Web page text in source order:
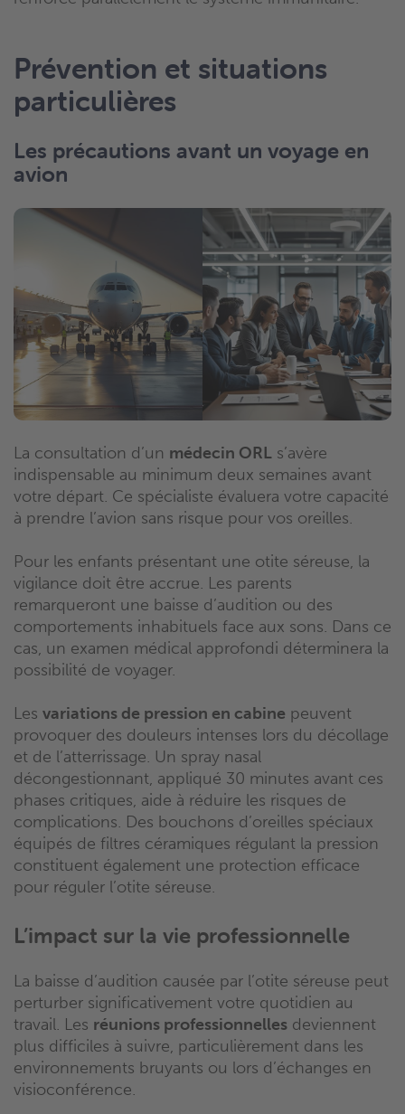
Prévention et situations
particulières
Les précautions avant un voyage en
avion
La consultation d’un médecin ORL s’avère
indispensable au minimum deux semaines avant
votre départ. Ce spécialiste évaluera votre capacité
à prendre l’avion sans risque pour vos oreilles.
Pour les enfants présentant une otite séreuse, la
vigilance doit être accrue. Les parents
remarqueront une baisse d’audition ou des
comportements inhabituels face aux sons. Dans ce
cas, un examen médical approfondi déterminera la
possibilité de voyager.
Les variations de pression en cabine peuvent
provoquer des douleurs intenses lors du décollage
et de l’atterrissage. Un spray nasal
décongestionnant, appliqué 30 minutes avant ces
phases critiques, aide à réduire les risques de
complications. Des bouchons d’oreilles spéciaux
équipés de filtres céramiques régulant la pression
constituent également une protection efficace
pour réguler l’otite séreuse.
L’impact sur la vie professionnelle
La baisse d’audition causée par l’otite séreuse peut
perturber significativement votre quotidien au
travail. Les réunions professionnelles deviennent
plus difficiles à suivre, particulièrement dans les
environnements bruyants ou lors d’échanges en
visioconférence.